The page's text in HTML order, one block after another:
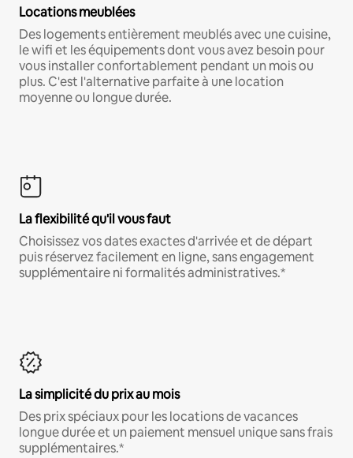
Locations meublées
Des logements entièrement meublés avec une cuisine,
le wifi et les équipements dont vous avez besoin pour
vous installer confortablement pendant un mois ou
plus. C'est l'alternative parfaite à une location
moyenne ou longue durée.
La flexibilité qu'il vous faut
Choisissez vos dates exactes d'arrivée et de départ
puis réservez facilement en ligne, sans engagement
supplémentaire ni formalités administratives.*
La simplicité du prix au mois
Des prix spéciaux pour les locations de vacances
longue durée et un paiement mensuel unique sans frais
supplémentaires.*